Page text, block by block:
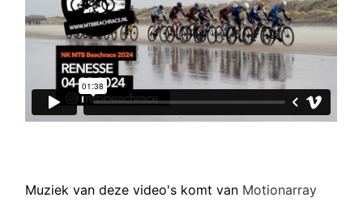
Muziek van deze video's komt van Motionarray